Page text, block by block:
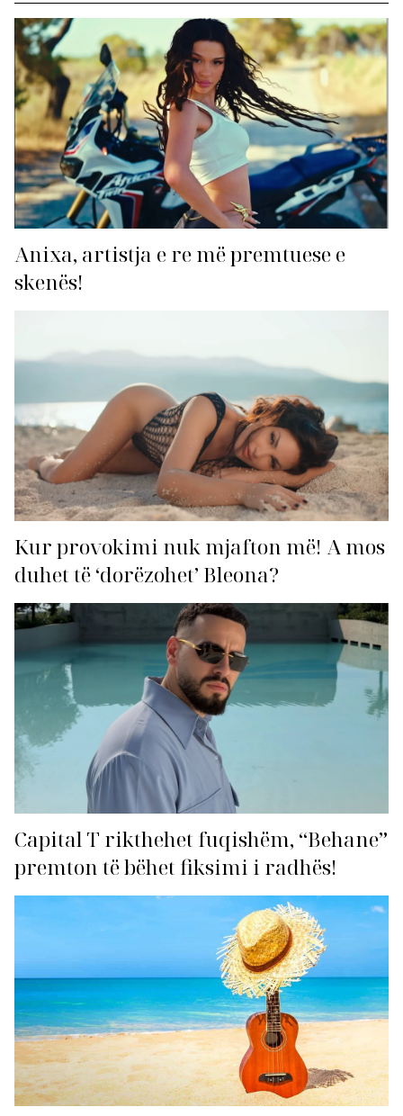
Anixa, artistja e re më premtuese e
skenës!
Kur provokimi nuk mjafton më! A mos
duhet të ‘dorëzohet’ Bleona?
Capital T rikthehet fuqishëm, “Behane”
premton të bëhet fiksimi i radhës!